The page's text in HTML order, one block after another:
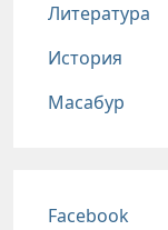
Литература
История
Масабур
Соц сети
Facebook